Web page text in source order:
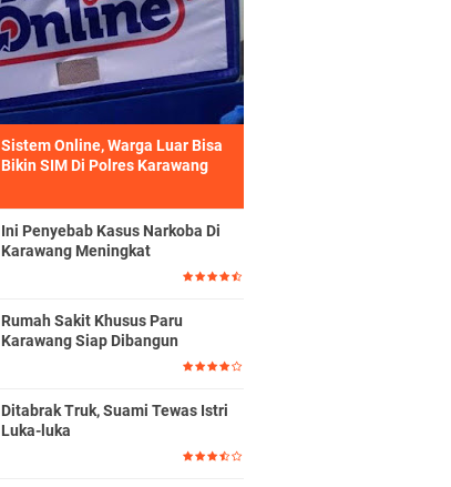
Sistem Online, Warga Luar Bisa
Bikin SIM Di Polres Karawang
Ini Penyebab Kasus Narkoba Di
Karawang Meningkat
Rumah Sakit Khusus Paru
Karawang Siap Dibangun
Ditabrak Truk, Suami Tewas Istri
Luka-luka